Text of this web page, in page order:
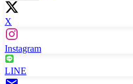
X
Instagram
LINE